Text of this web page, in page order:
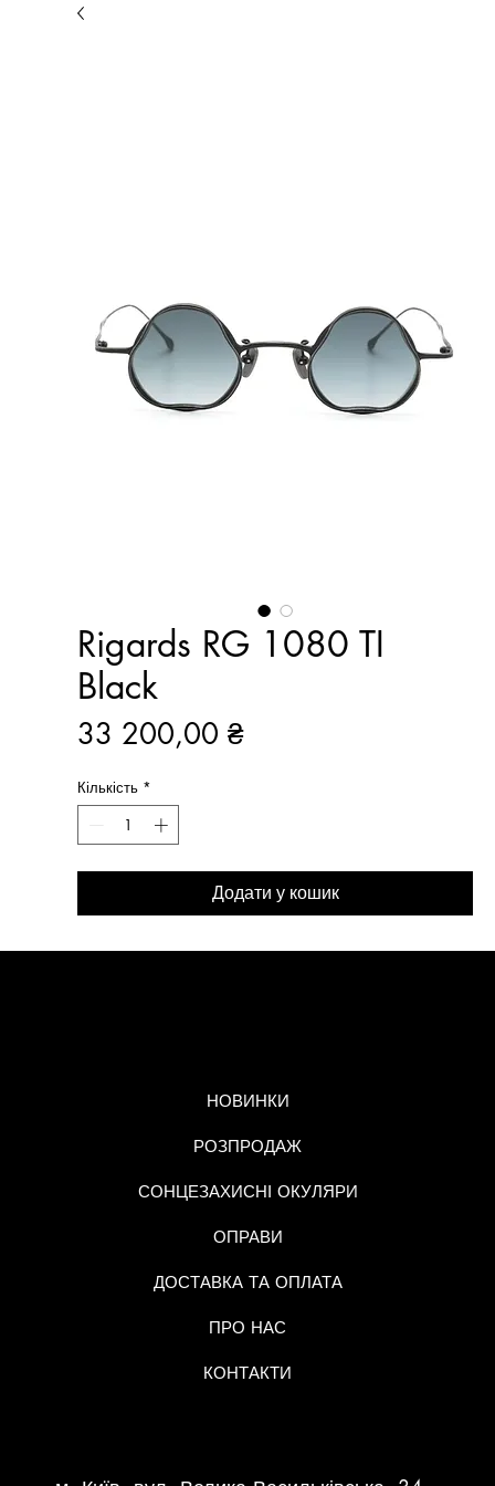
Rigards RG 1080 TI
Black
33 200,00 ₴Ціна
Кількість *
Додати у кошик
НОВИНКИ
РОЗПРОДАЖ
СОНЦЕЗАХИСНІ ОКУЛЯРИ
ОПРАВИ
ДОСТАВКА ТА ОПЛАТА
ПРО НАС
КОНТАКТИ